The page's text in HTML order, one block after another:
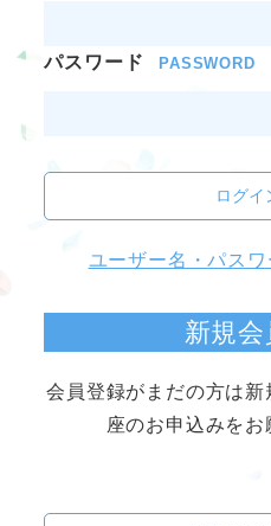
パスワード PASSWORD
ログイ
ユーザー名・パス
新規
会員登録がまだの方は
座のお申込みをお